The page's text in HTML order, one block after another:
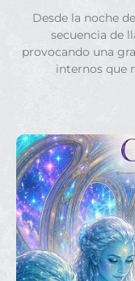
Desde la noche
secuencia de
provocando una
internos que